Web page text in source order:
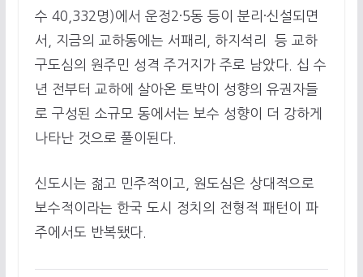
수 40,332명)에서 운정2·5동 등이 분리·신설되면
서, 지금의 교하동에는 서패리, 하지석리 등 교하
구도심의 원주민 성격 주거지가 주로 남았다. 십 수
년 전부터 교하에 살아온 토박이 성향의 유권자들
로 구성된 소규모 동에서는 보수 성향이 더 강하게
나타난 것으로 풀이된다.
신도시는 젊고 민주적이고, 원도심은 상대적으로
보수적이라는 한국 도시 정치의 전형적 패턴이 파
주에서도 반복됐다.